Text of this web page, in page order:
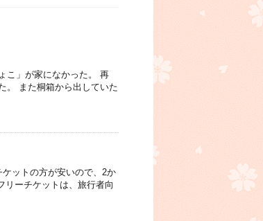
こ」が家になかった。 再
。 また桐箱から出していた
ットの方が安いので、2か
リーチケットは、旅行者向